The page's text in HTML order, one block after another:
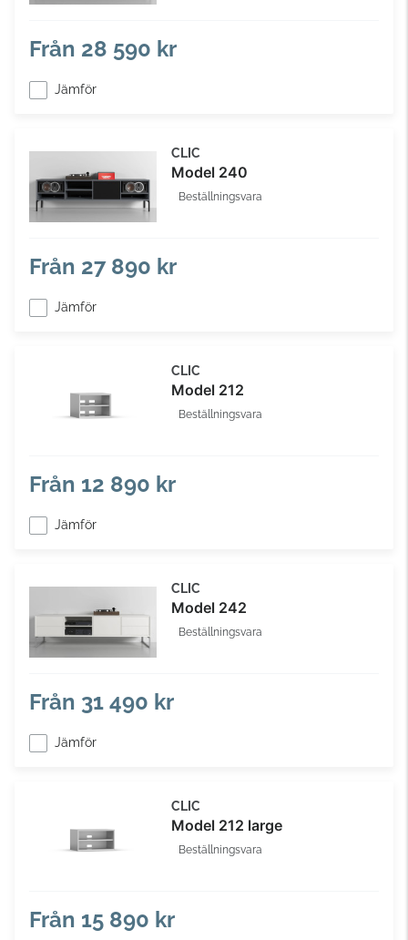
Från 28 590 kr
Jämför
CLIC
Model 240
Beställningsvara
Från 27 890 kr
Jämför
CLIC
Model 212
Beställningsvara
Från 12 890 kr
Jämför
CLIC
Model 242
Beställningsvara
Från 31 490 kr
Jämför
CLIC
Model 212 large
Beställningsvara
Från 15 890 kr